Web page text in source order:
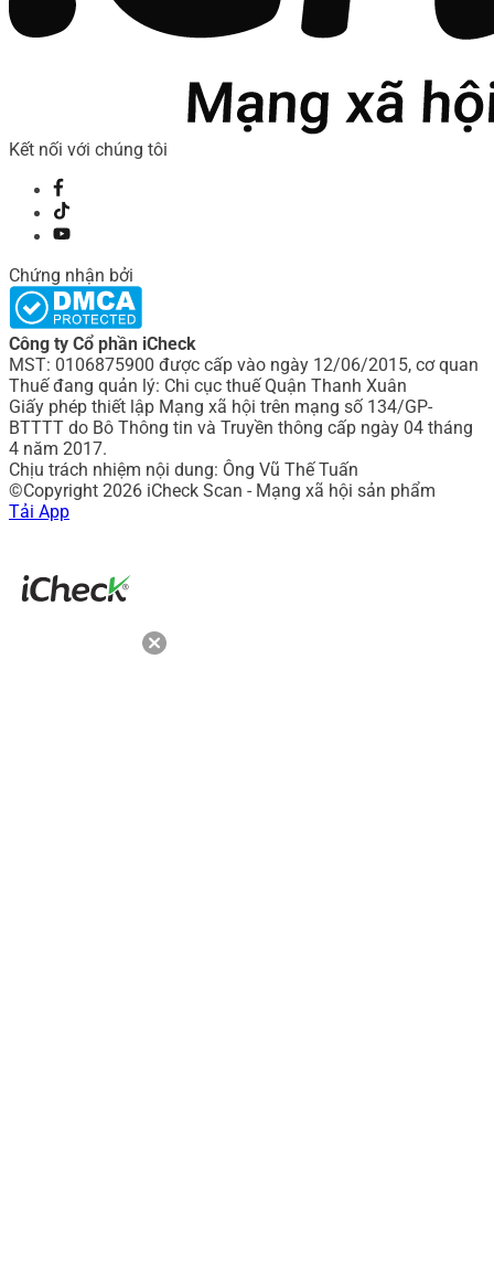
Kết nối với chúng tôi
Chứng nhận bởi
Công ty Cổ phần iCheck
MST: 0106875900 được cấp vào ngày 12/06/2015, cơ quan
Thuế đang quản lý: Chi cục thuế Quận Thanh Xuân
Giấy phép thiết lập Mạng xã hội trên mạng số 134/GP-
BTTTT do Bô Thông tin và Truyền thông cấp ngày 04 tháng
4 năm 2017.
Chịu trách nhiệm nội dung: Ông Vũ Thế Tuấn
©Copyright 2026 iCheck Scan - Mạng xã hội sản phẩm
Tải App